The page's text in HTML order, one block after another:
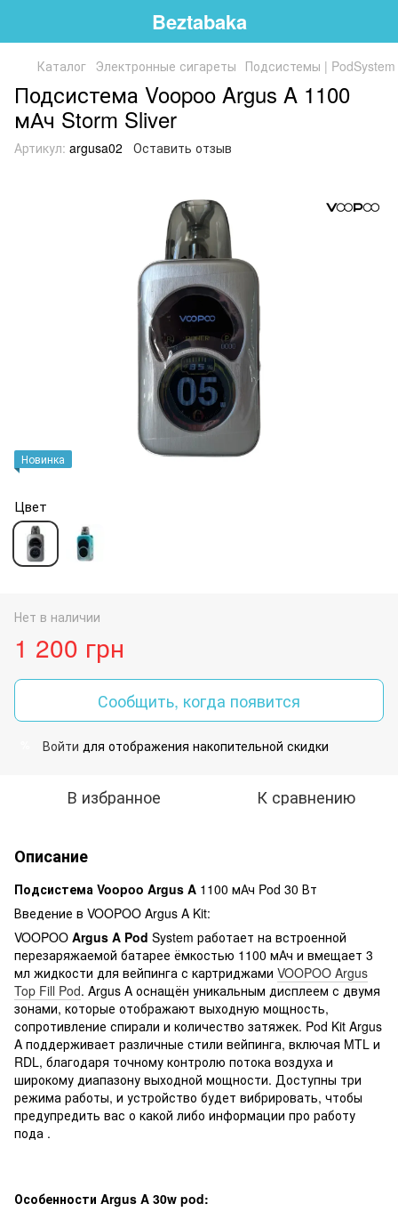
Beztabaka
Каталог Электронные сигареты Подсистемы | PodSystem
Подсистема Voopoo Argus A 1100
мАч Storm Sliver
Артикул: argusa02 Оставить отзыв
Новинка
Цвет
Нет в наличии
1 200 грн
Сообщить, когда появится
Войти для отображения накопительной скидки
В избранное К сравнению
Описание
Подсистема Voopoo Argus A 1100 мАч Pod 30 Вт
Введение в VOOPOO Argus A Kit:
VOOPOO Argus A Pod System работает на встроенной
перезаряжаемой батарее ёмкостью 1100 мАч и вмещает 3
мл жидкости для вейпинга с картриджами VOOPOO Argus
Top Fill Pod. Argus A оснащён уникальным дисплеем с двумя
зонами, которые отображают выходную мощность,
сопротивление спирали и количество затяжек. Pod Kit Argus
A поддерживает различные стили вейпинга, включая MTL и
RDL, благодаря точному контролю потока воздуха и
широкому диапазону выходной мощности. Доступны три
режима работы, и устройство будет вибрировать, чтобы
предупредить вас о какой либо информации про работу
пода .
Особенности Argus A 30w pod: